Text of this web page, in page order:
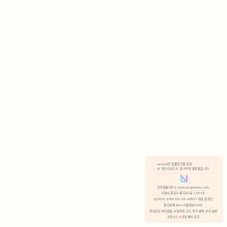
분석 쿠키 허용
Lawvot은 법률업무를 위한
AI 기반 자료조사 · 문서작성 플랫폼입니다.
안국법률사무소 www.anguklaw.com
서울시 종로구 율곡로2길 7, 304호
02)3210-3330 105-05-48527 대표 정희찬
통신판매 2024서울종로0248
개인정보 처리방침, 이용약관 고지, 쿠키 정책, 쿠키 설정
오픈소스 소프트웨어 공지